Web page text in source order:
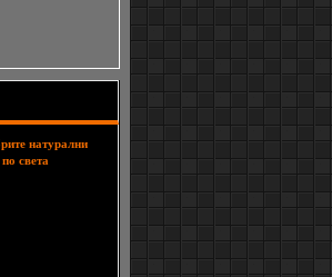
натурални
светаОще от